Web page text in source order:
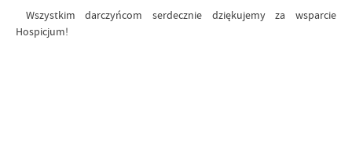
Wszystkim darczyńcom serdecznie dziękujemy za wsparcie
Hospicjum!